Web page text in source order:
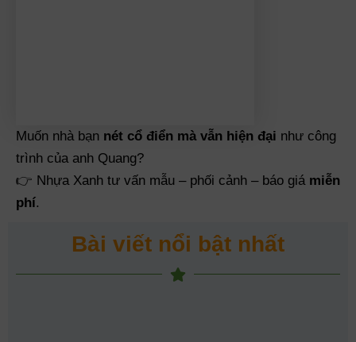
Muốn nhà bạn nét cổ điển mà vẫn hiện đại như công
trình của anh Quang?
👉 Nhựa Xanh tư vấn mẫu – phối cảnh – báo giá miễn
phí.
Bài viết nổi bật nhất